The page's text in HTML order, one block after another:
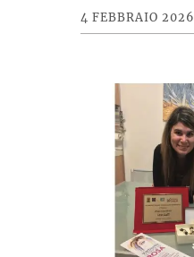
4 FEBBRAIO 2026